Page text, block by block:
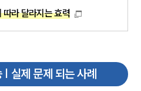
라 달라지는 효력
실제 문제 되는 사례